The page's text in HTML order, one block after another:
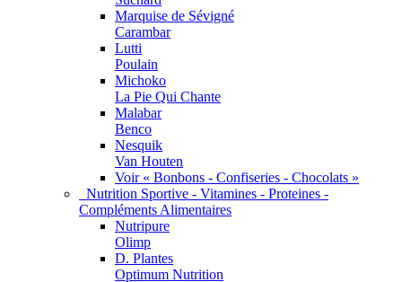
Marquise de Sévigné
Carambar
Lutti
Poulain
Michoko
La Pie Qui Chante
Malabar
Benco
Nesquik
Van Houten
Voir « Bonbons - Confiseries - Chocolats »
Nutrition Sportive - Vitamines - Proteines -
Compléments Alimentaires
Nutripure
Olimp
D. Plantes
Optimum Nutrition